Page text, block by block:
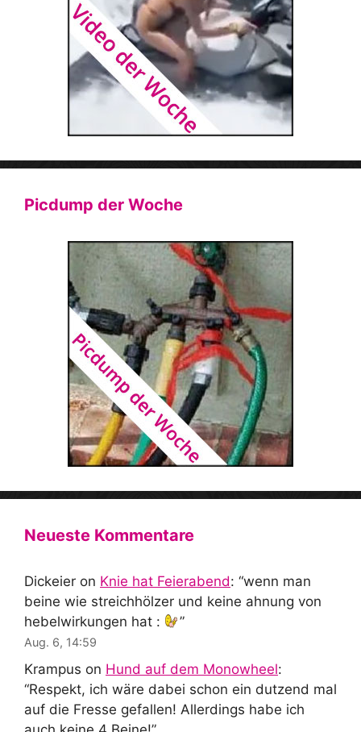
Picdump der Woche
Neueste Kommentare
Dickeier on Knie hat Feierabend: “wenn man
beine wie streichhölzer und keine ahnung von
hebelwirkungen hat :
”
Aug. 6, 14:59
Krampus on Hund auf dem Monowheel:
“Respekt, ich wäre dabei schon ein dutzend mal
auf die Fresse gefallen! Allerdings habe ich